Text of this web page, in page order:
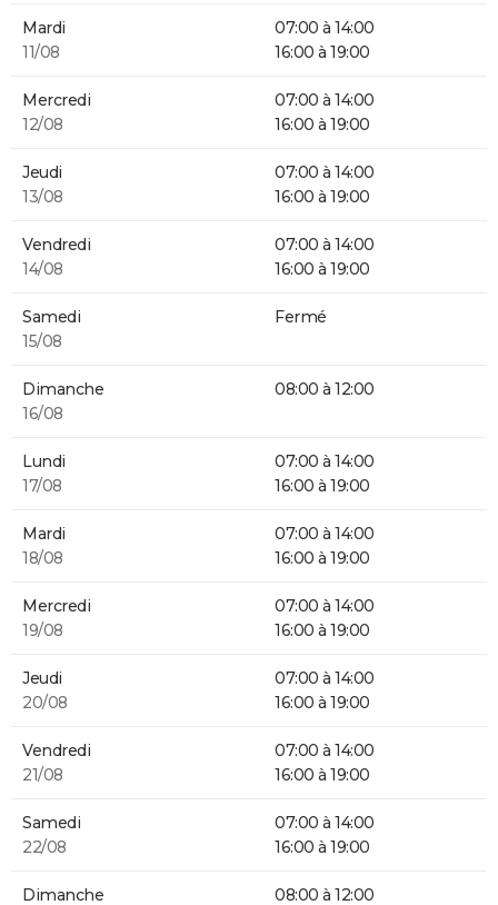
Mardi
11/08
07:00 à 14:00
16:00 à 19:00
Mercredi
12/08
07:00 à 14:00
16:00 à 19:00
Jeudi
13/08
07:00 à 14:00
16:00 à 19:00
Vendredi
14/08
07:00 à 14:00
16:00 à 19:00
Samedi
15/08
Fermé
Dimanche
16/08
08:00 à 12:00
Lundi
17/08
07:00 à 14:00
16:00 à 19:00
Mardi
18/08
07:00 à 14:00
16:00 à 19:00
Mercredi
19/08
07:00 à 14:00
16:00 à 19:00
Jeudi
20/08
07:00 à 14:00
16:00 à 19:00
Vendredi
21/08
07:00 à 14:00
16:00 à 19:00
Samedi
22/08
07:00 à 14:00
16:00 à 19:00
Dimanche
08:00 à 12:00